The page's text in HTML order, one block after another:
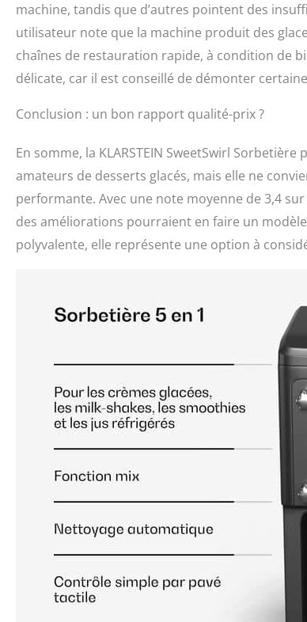
machine, tandis que d’autres pointent des
utilisateur note que la machine produit des
chaînes de restauration rapide, à condition de
délicate, car il est conseillé de démonter
Conclusion : un bon rapport qualité-prix ?
En somme, la KLARSTEIN SweetSwirl
amateurs de desserts glacés, mais elle ne
performante. Avec une note moyenne de 3,4
des améliorations pourraient en faire un
polyvalente, elle représente une option à